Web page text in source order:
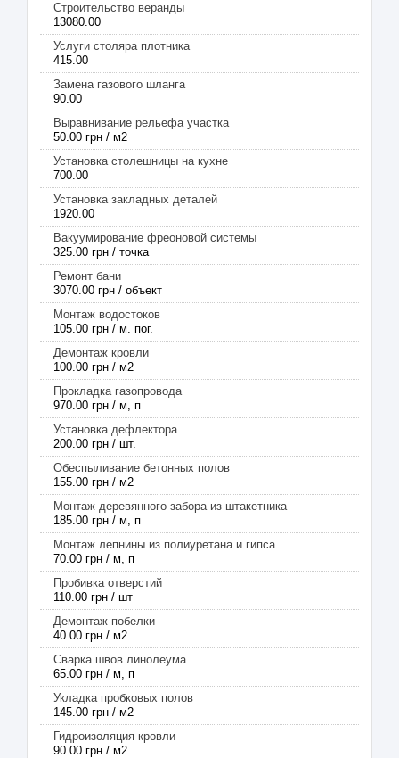
Строительство веранды
13080.00
Услуги столяра плотника
415.00
Замена газового шланга
90.00
Выравнивание рельефа участка
50.00 грн / м2
Установка столешницы на кухне
700.00
Установка закладных деталей
1920.00
Вакуумирование фреоновой системы
325.00 грн / точка
Ремонт бани
3070.00 грн / объект
Монтаж водостоков
105.00 грн / м. пог.
Демонтаж кровли
100.00 грн / м2
Прокладка газопровода
970.00 грн / м, п
Установка дефлектора
200.00 грн / шт.
Обеспыливание бетонных полов
155.00 грн / м2
Монтаж деревянного забора из штакетника
185.00 грн / м, п
Монтаж лепнины из полиуретана и гипса
70.00 грн / м, п
Пробивка отверстий
110.00 грн / шт
Демонтаж побелки
40.00 грн / м2
Сварка швов линолеума
65.00 грн / м, п
Укладка пробковых полов
145.00 грн / м2
Гидроизоляция кровли
90.00 грн / м2